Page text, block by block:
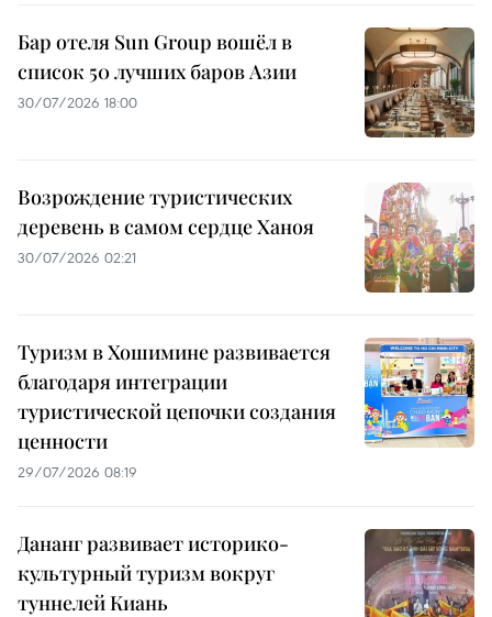
Бар отеля Sun Group вошёл в
список 50 лучших баров Азии
30/07/2026 18:00
Возрождение туристических
деревень в самом сердце Ханоя
30/07/2026 02:21
Туризм в Хошимине развивается
благодаря интеграции
туристической цепочки создания
ценности
29/07/2026 08:19
Дананг развивает историко-
культурный туризм вокруг
туннелей Киань